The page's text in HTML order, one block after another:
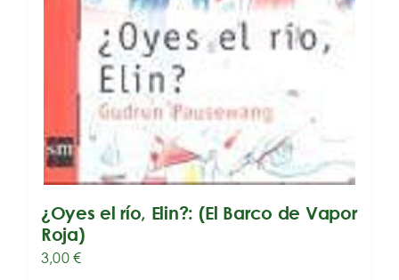
¿Oyes el río, Elin?: (El Barco de Vapor
Roja)
3,00€